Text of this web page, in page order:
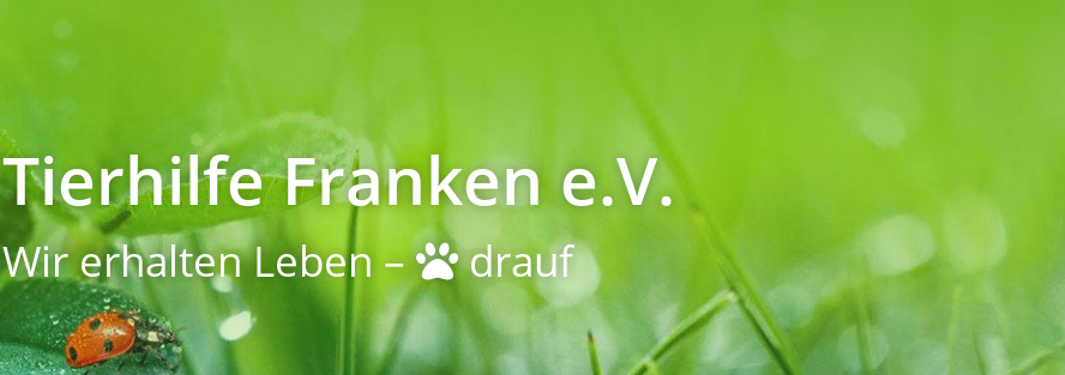
Tierhilfe Franken e.V.
Wir erhalten Leben – drauf